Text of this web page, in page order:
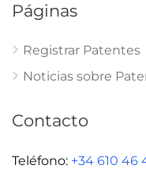
Páginas
Registrar Patentes
Noticias sobre
Contacto
Teléfono: +34 610 46